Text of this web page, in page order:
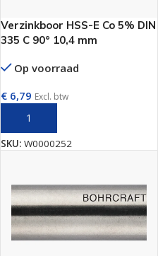
Verzinkboor HSS-E Co 5% DIN
335 C 90° 10,4 mm
Op voorraad
€6,79 Excl. btw
SKU: W0000252